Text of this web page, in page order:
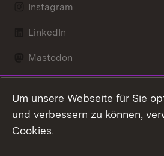
Instagram
LinkedIn
Mastodon
X / Twitter
Youtube
Um unsere Webseite für Sie
und verbessern zu können,
Cookies.